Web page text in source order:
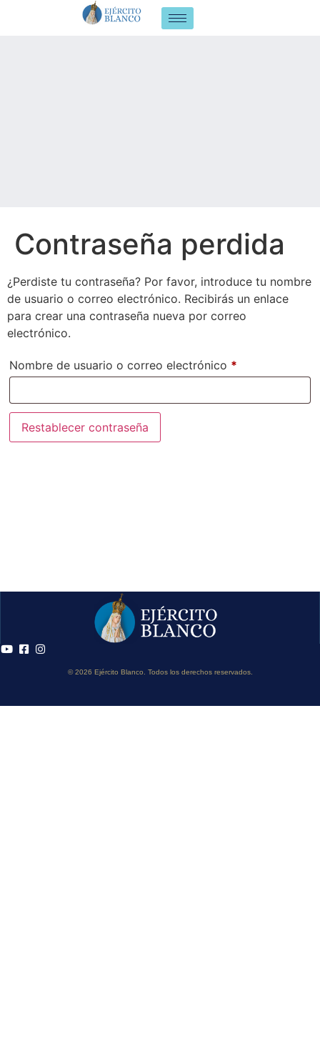
Contraseña perdida
¿Perdiste tu contraseña? Por favor, introduce tu nombre
de usuario o correo electrónico. Recibirás un enlace
para crear una contraseña nueva por correo
electrónico.
Nombre de usuario o correo electrónico *
Restablecer contraseña
© 2026 Ejército Blanco. Todos los derechos reservados.